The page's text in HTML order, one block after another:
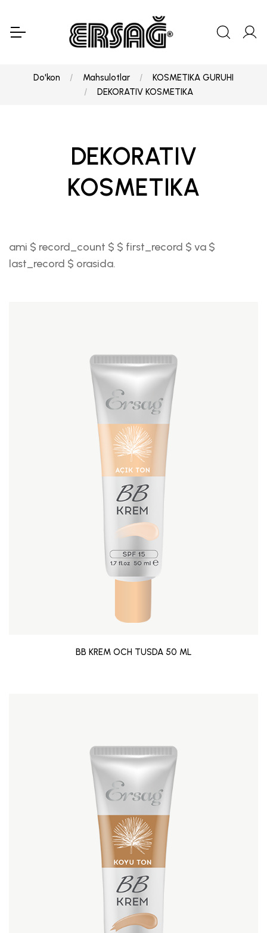
Do'kon Mahsulotlar
KOSMETIKA GURUHI
DEKORATIV KOSMETIKA
DEKORATIV
KOSMETIKA
ami $ record_count $ $ first_record $ va $
last_record $ orasida.
BB KREM OCH TUSDA 50 ML